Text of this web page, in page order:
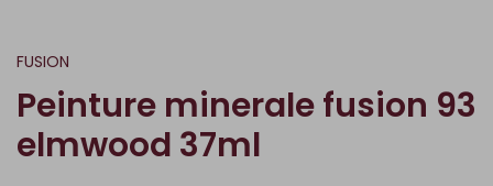
FUSION
Peinture minerale fusion 93
elmwood 37ml